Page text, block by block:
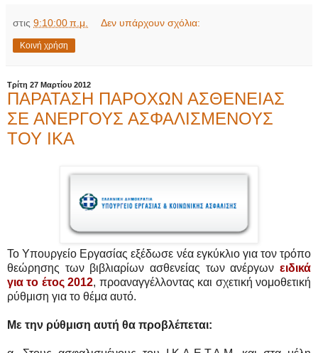
στις 9:10:00 π.μ. Δεν υπάρχουν σχόλια:
Κοινή χρήση
Τρίτη 27 Μαρτίου 2012
ΠΑΡΑΤΑΣΗ ΠΑΡΟΧΩΝ ΑΣΘΕΝΕΙΑΣ
ΣΕ ΑΝΕΡΓΟΥΣ ΑΣΦΑΛΙΣΜΕΝΟΥΣ
ΤΟΥ ΙΚΑ
Το Υπουργείο Εργασίας εξέδωσε νέα εγκύκλιο για τον τρόπο
θεώρησης των βιβλιαρίων ασθενείας των ανέργων ειδικά
για το έτος 2012, προαναγγέλλοντας και σχετική νομοθετική
ρύθμιση για το θέμα αυτό.
Με την ρύθμιση αυτή θα προβλέπεται: